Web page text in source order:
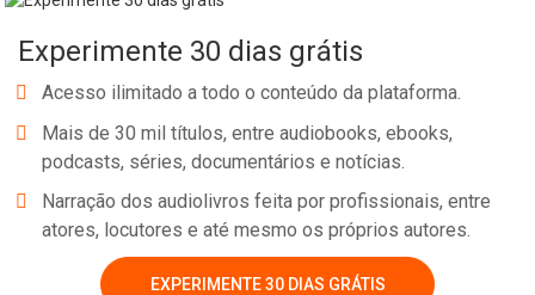
Experimente 30 dias grátis
Acesso ilimitado a todo o conteúdo da plataforma.
Mais de 30 mil títulos, entre audiobooks, ebooks,
podcasts, séries, documentários e notícias.
Narração dos audiolivros feita por profissionais, entre
atores, locutores e até mesmo os próprios autores.
EXPERIMENTE 30 DIAS GRÁTIS